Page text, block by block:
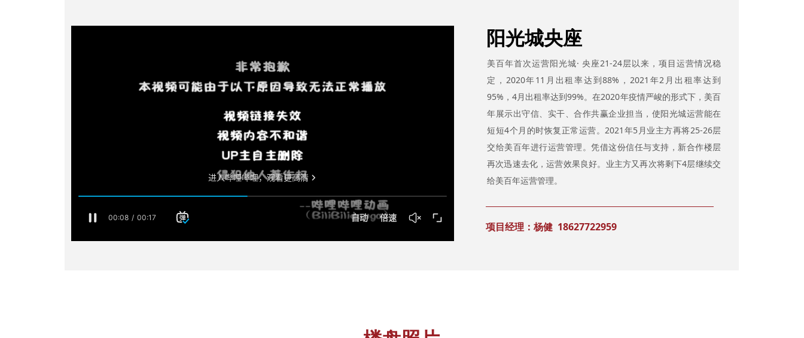
阳光城央座
项目经理：杨健 18627722959
美百年首次运营阳光城· 央座21-24层以来，项目运营情况稳
定，2020年11月出租率达到88%，2021年2月出租率达到
95%，4月出租率达到99%。在2020年疫情严峻的形式下，美百
年展示出守信、实干、合作共赢企业担当，使阳光城运营能在
短短4个月的时恢复正常运营。2021年5月业主方再将25-26层
交给美百年进行运营管理。凭借这份信任与支持，新合作楼层
再次迅速去化，运营效果良好。业主方又再次将剩下4层继续交
给美百年运营管理。